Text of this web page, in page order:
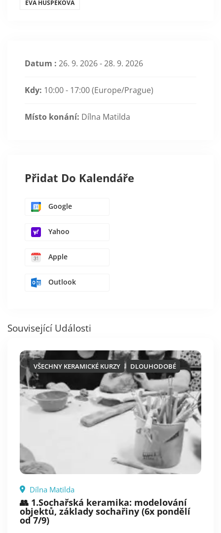
EVA HUSPEKOVÁ
Datum : 26. 9. 2026 - 28. 9. 2026
Kdy: 10:00 - 17:00(Europe/Prague)
Místo konání: Dílna Matilda
Přidat Do Kalendáře
Google
Yahoo
Apple
Outlook
Související Události
VŠECHNY KERAMICKÉ KURZY DLOUHODOBÉ
Dílna Matilda
👥 1.Sochařská keramika: modelování
objektů, základy sochařiny (6x pondělí
od 7/9)